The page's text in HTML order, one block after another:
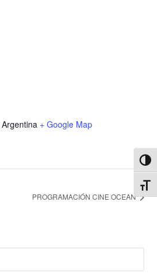
Argentina + Google Map
PROGRAMACIÓN CINE OCEAN